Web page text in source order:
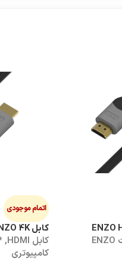
*محصولات ENZO
اتمام موجودی
کابل HDMI 5M ENZO 4K
کابل HDMI ,
کامپیوتری